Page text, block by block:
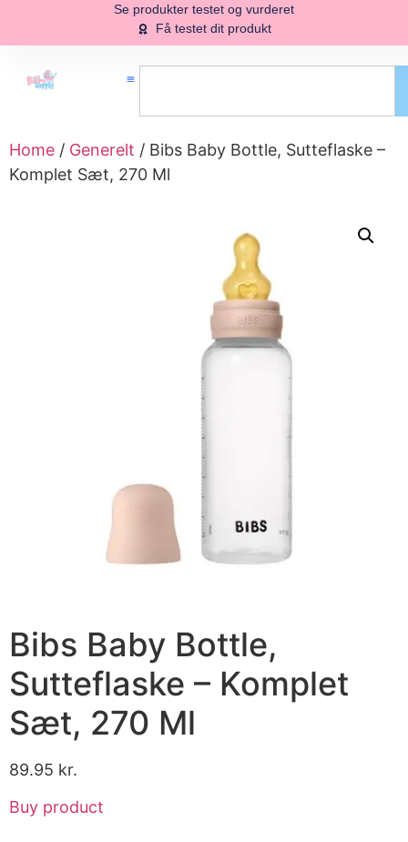
Se produkter testet og vurderet
Få testet dit produkt
Home / Generelt / Bibs Baby Bottle, Sutteflaske –
Komplet Sæt, 270 Ml
Bibs Baby Bottle,
Sutteflaske – Komplet
Sæt, 270 Ml
89.95 kr.
Buy product